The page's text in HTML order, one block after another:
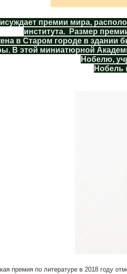
премии мира,
института. Размер
в Старом городе в
В этой миниатюрной
Нобелю,
Нобель
премия по литературе в 2018 году